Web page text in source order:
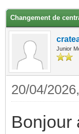
Changement de
Junior
20/04/
Bonjour